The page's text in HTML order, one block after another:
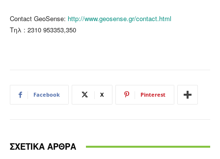
Contact GeoSense: http://www.geosense.gr/contact.html
Τηλ : 2310 953353,350
Facebook X Pinterest
ΣΧΕΤΙΚΑ ΑΡΘΡΑ